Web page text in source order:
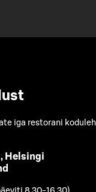
iga restorani
Helsingi